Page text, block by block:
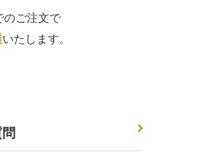
のご注文で
いたします。